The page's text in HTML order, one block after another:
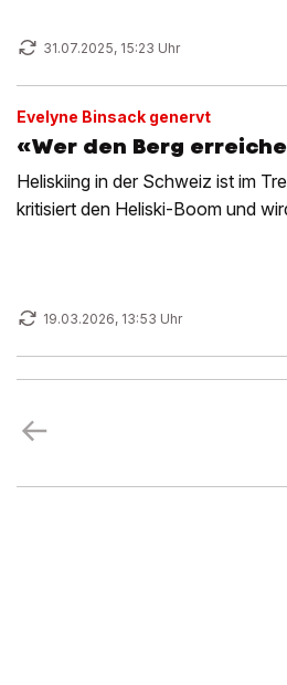
31.07.2025, 15:23 Uhr
Evelyne Binsack genervt
«Wer den Berg
Heliskiing in der Schweiz ist im
kritisiert den Heliski-Boom und
19.03.2026, 13:53 Uhr